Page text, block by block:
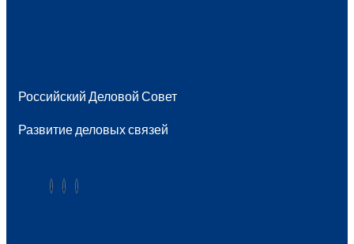
Российский Деловой Совет
Развитие деловых связей